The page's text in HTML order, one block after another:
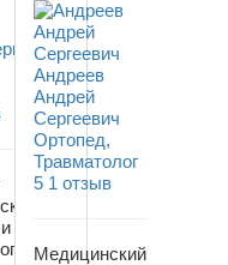
Андреев
Андрей
Сергеевич
Ортопед,
Травматолог
5 1 отзыв
Медицинский